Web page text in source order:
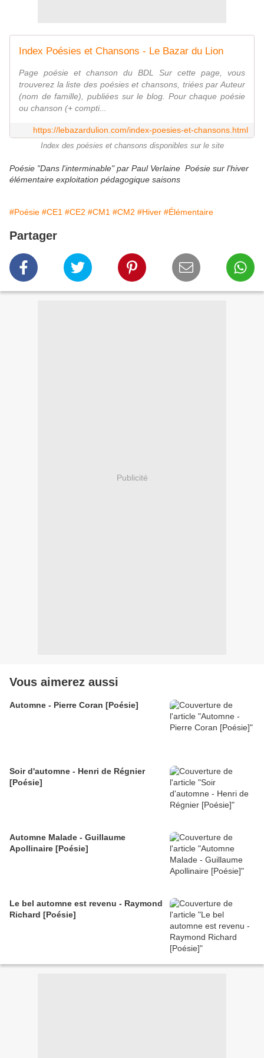
Index Poésies et Chansons - Le Bazar du Lion
Page poésie et chanson du BDL Sur cette page, vous
trouverez la liste des poésies et chansons, triées par Auteur
(nom de famille), publiées sur le blog. Pour chaque poésie
ou chanson (+ compti...
https://lebazardulion.com/index-poesies-et-chansons.html
Index des poésies et chansons disponibles sur le site
Poésie "Dans l'interminable" par Paul Verlaine Poésie sur l'hiver
élémentaire exploitation pédagogique saisons
#Poésie #CE1 #CE2 #CM1 #CM2 #Hiver #Élémentaire
Partager
Publicité
Vous aimerez aussi
Automne - Pierre Coran [Poésie]
Soir d'automne - Henri de Régnier
[Poésie]
Automne Malade - Guillaume
Apollinaire [Poésie]
Le bel automne est revenu - Raymond
Richard [Poésie]